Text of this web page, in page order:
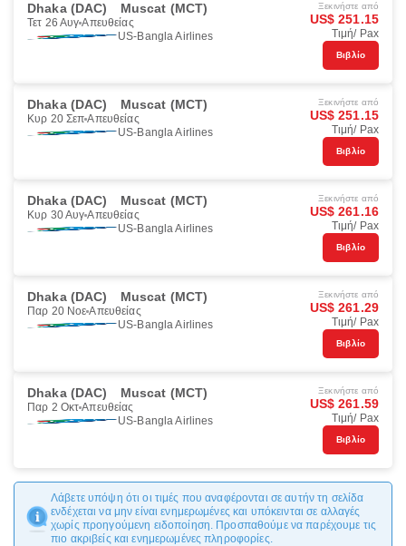
Dhaka (DAC) Muscat (MCT)
Τετ 26 Αυγ Απευθείας
US-Bangla Airlines
Ξεκινήστε από
US$ 251.15
Τιμή/ Pax
Βιβλίο
Dhaka (DAC) Muscat (MCT)
Κυρ 20 Σεπ Απευθείας
US-Bangla Airlines
Ξεκινήστε από
US$ 251.15
Τιμή/ Pax
Βιβλίο
Dhaka (DAC) Muscat (MCT)
Κυρ 30 Αυγ Απευθείας
US-Bangla Airlines
Ξεκινήστε από
US$ 261.16
Τιμή/ Pax
Βιβλίο
Dhaka (DAC) Muscat (MCT)
Παρ 20 Νοε Απευθείας
US-Bangla Airlines
Ξεκινήστε από
US$ 261.29
Τιμή/ Pax
Βιβλίο
Dhaka (DAC) Muscat (MCT)
Παρ 2 Οκτ Απευθείας
US-Bangla Airlines
Ξεκινήστε από
US$ 261.59
Τιμή/ Pax
Βιβλίο
Λάβετε υπόψη ότι οι τιμές που αναφέρονται σε αυτήν τη σελίδα
ενδέχεται να μην είναι ενημερωμένες και υπόκεινται σε αλλαγές
χωρίς προηγούμενη ειδοποίηση. Προσπαθούμε να παρέχουμε τις
πιο ακριβείς και ενημερωμένες πληροφορίες.